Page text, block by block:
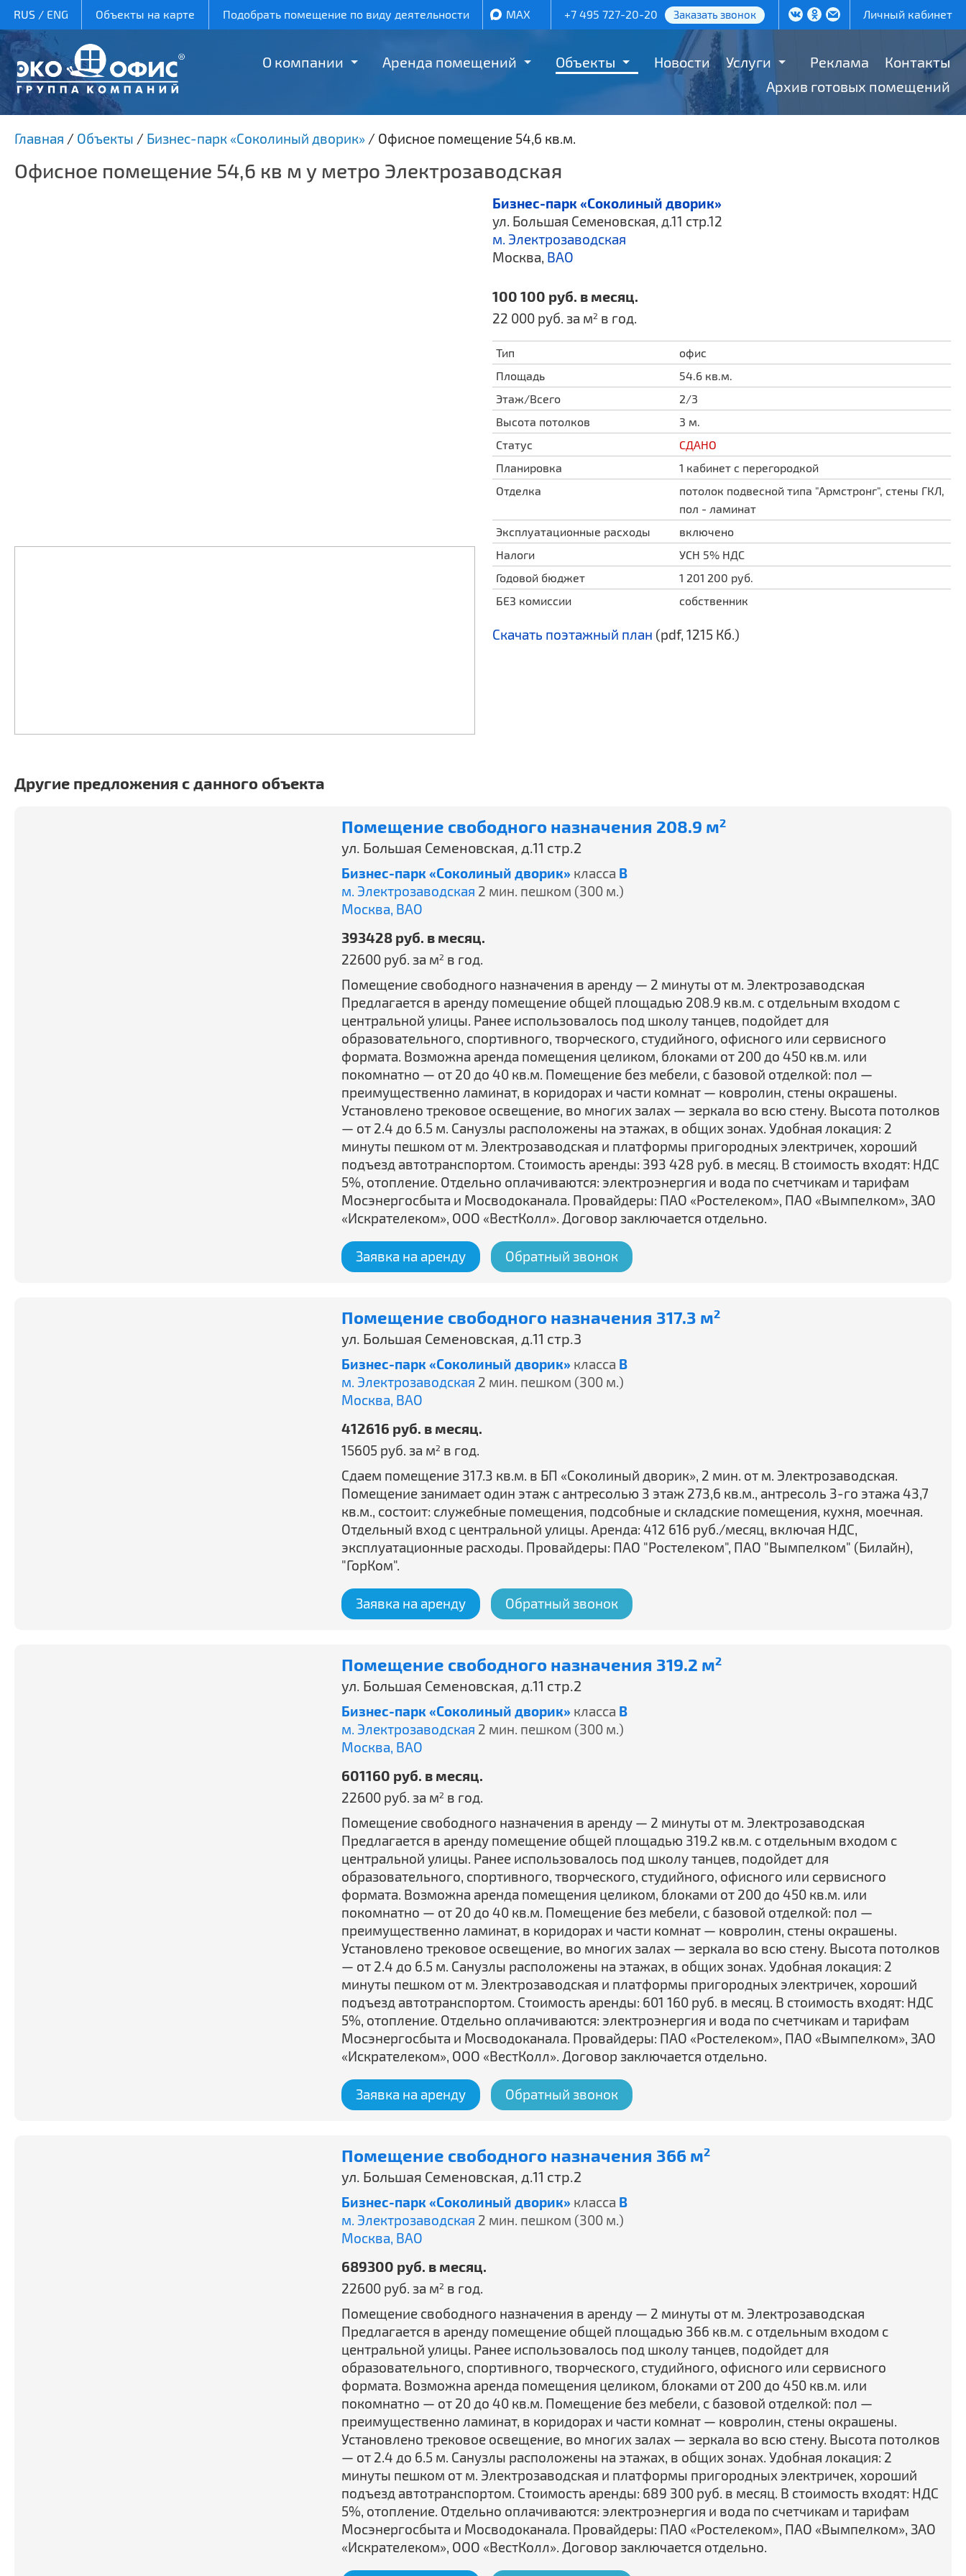
RUS/ ENG Объекты на карте Подобрать помещение по виду деятельности MAX +7 495 727-20-20 Заказать звонок Личный кабинет
О компании Аренда помещений Объекты Новости Услуги Реклама
Контакты
Архив готовых помещений
Главная / Объекты / Бизнес-парк «Соколиный дворик» / Офисное помещение 54,6 кв.м.
Офисное помещение 54,6 кв м у метро Электрозаводская
Бизнес-парк «Соколиный дворик»
ул. Большая Семеновская, д.11 стр.12
м. Электрозаводская
Москва, ВАО
100 100 руб. в месяц.
22 000 руб. за м2 в год.
Тип
офис
Площадь
54.6 кв.м.
Этаж/Всего
2/3
Высота потолков
3 м.
Статус
СДАНО
Планировка
1 кабинет с перегородкой
Отделка
потолок подвесной типа "Армстронг", стены ГКЛ,
пол - ламинат
Эксплуатационные расходы
включено
Налоги
УСН 5% НДС
Годовой бюджет
1 201 200 руб.
БЕЗ комиссии
собственник
Скачать поэтажный план (pdf, 1215 Кб.)
Другие предложения с данного объекта
Помещение свободного назначения 208.9 м2
ул. Большая Семеновская, д.11 стр.2
Бизнес-парк «Соколиный дворик» класса B
м. Электрозаводская 2 мин. пешком (300 м.)
Москва, ВАО
393428 руб. в месяц.
22600 руб. за м2 в год.
Помещение свободного назначения в аренду — 2 минуты от м. Электрозаводская
Предлагается в аренду помещение общей площадью 208.9 кв.м. с отдельным входом с
центральной улицы. Ранее использовалось под школу танцев, подойдет для
образовательного, спортивного, творческого, студийного, офисного или сервисного
формата. Возможна аренда помещения целиком, блоками от 200 до 450 кв.м. или
покомнатно — от 20 до 40 кв.м. Помещение без мебели, с базовой отделкой: пол —
преимущественно ламинат, в коридорах и части комнат — ковролин, стены окрашены.
Установлено трековое освещение, во многих залах — зеркала во всю стену. Высота потолков
— от 2.4 до 6.5 м. Санузлы расположены на этажах, в общих зонах. Удобная локация: 2
минуты пешком от м. Электрозаводская и платформы пригородных электричек, хороший
подъезд автотранспортом. Стоимость аренды: 393 428 руб. в месяц. В стоимость входят: НДС
5%, отопление. Отдельно оплачиваются: электроэнергия и вода по счетчикам и тарифам
Мосэнергосбыта и Мосводоканала. Провайдеры: ПАО «Ростелеком», ПАО «Вымпелком», ЗАО
«Искрателеком», ООО «ВестКолл». Договор заключается отдельно.
Заявка на аренду Обратный звонок
Помещение свободного назначения 317.3 м2
ул. Большая Семеновская, д.11 стр.3
Бизнес-парк «Соколиный дворик» класса B
м. Электрозаводская 2 мин. пешком (300 м.)
Москва, ВАО
412616 руб. в месяц.
15605 руб. за м2 в год.
Сдаем помещение 317.3 кв.м. в БП «Соколиный дворик», 2 мин. от м. Электрозаводская.
Помещение занимает один этаж с антресолью 3 этаж 273,6 кв.м., антресоль 3-го этажа 43,7
кв.м., состоит: служебные помещения, подсобные и складские помещения, кухня, моечная.
Отдельный вход с центральной улицы. Аренда: 412 616 руб./месяц, включая НДС,
эксплуатационные расходы. Провайдеры: ПАО "Ростелеком", ПАО "Вымпелком" (Билайн),
"ГорКом".
Заявка на аренду Обратный звонок
Помещение свободного назначения 319.2 м2
ул. Большая Семеновская, д.11 стр.2
Бизнес-парк «Соколиный дворик» класса B
м. Электрозаводская 2 мин. пешком (300 м.)
Москва, ВАО
601160 руб. в месяц.
22600 руб. за м2 в год.
Помещение свободного назначения в аренду — 2 минуты от м. Электрозаводская
Предлагается в аренду помещение общей площадью 319.2 кв.м. с отдельным входом с
центральной улицы. Ранее использовалось под школу танцев, подойдет для
образовательного, спортивного, творческого, студийного, офисного или сервисного
формата. Возможна аренда помещения целиком, блоками от 200 до 450 кв.м. или
покомнатно — от 20 до 40 кв.м. Помещение без мебели, с базовой отделкой: пол —
преимущественно ламинат, в коридорах и части комнат — ковролин, стены окрашены.
Установлено трековое освещение, во многих залах — зеркала во всю стену. Высота потолков
— от 2.4 до 6.5 м. Санузлы расположены на этажах, в общих зонах. Удобная локация: 2
минуты пешком от м. Электрозаводская и платформы пригородных электричек, хороший
подъезд автотранспортом. Стоимость аренды: 601 160 руб. в месяц. В стоимость входят: НДС
5%, отопление. Отдельно оплачиваются: электроэнергия и вода по счетчикам и тарифам
Мосэнергосбыта и Мосводоканала. Провайдеры: ПАО «Ростелеком», ПАО «Вымпелком», ЗАО
«Искрателеком», ООО «ВестКолл». Договор заключается отдельно.
Заявка на аренду Обратный звонок
Помещение свободного назначения 366 м2
ул. Большая Семеновская, д.11 стр.2
Бизнес-парк «Соколиный дворик» класса B
м. Электрозаводская 2 мин. пешком (300 м.)
Москва, ВАО
689300 руб. в месяц.
22600 руб. за м2 в год.
Помещение свободного назначения в аренду — 2 минуты от м. Электрозаводская
Предлагается в аренду помещение общей площадью 366 кв.м. с отдельным входом с
центральной улицы. Ранее использовалось под школу танцев, подойдет для
образовательного, спортивного, творческого, студийного, офисного или сервисного
формата. Возможна аренда помещения целиком, блоками от 200 до 450 кв.м. или
покомнатно — от 20 до 40 кв.м. Помещение без мебели, с базовой отделкой: пол —
преимущественно ламинат, в коридорах и части комнат — ковролин, стены окрашены.
Установлено трековое освещение, во многих залах — зеркала во всю стену. Высота потолков
— от 2.4 до 6.5 м. Санузлы расположены на этажах, в общих зонах. Удобная локация: 2
минуты пешком от м. Электрозаводская и платформы пригородных электричек, хороший
подъезд автотранспортом. Стоимость аренды: 689 300 руб. в месяц. В стоимость входят: НДС
5%, отопление. Отдельно оплачиваются: электроэнергия и вода по счетчикам и тарифам
Мосэнергосбыта и Мосводоканала. Провайдеры: ПАО «Ростелеком», ПАО «Вымпелком», ЗАО
«Искрателеком», ООО «ВестКолл». Договор заключается отдельно.